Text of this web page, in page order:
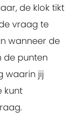
de klok tikt
vraag te
wanneer de
de punten
waarin jij
kunt